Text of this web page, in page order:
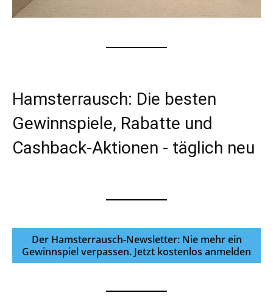
Hamsterrausch: Die besten
Gewinnspiele, Rabatte und
Cashback-Aktionen - täglich neu
Der Hamsterrausch-Newsletter: Nie mehr ein
Gewinnspiel verpassen. Jetzt kostenlos anmelden